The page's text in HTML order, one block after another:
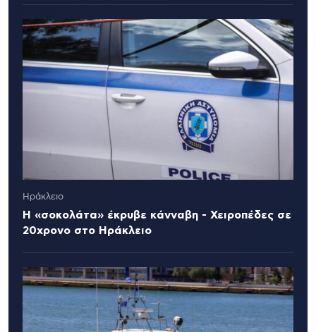
Ηράκλειο
Η «σοκολάτα» έκρυβε κάνναβη - Χειροπέδες σε
20χρονο στο Ηράκλειο